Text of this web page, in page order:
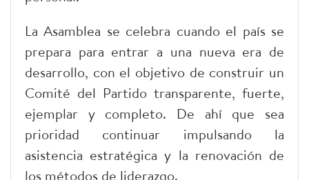
La Asamblea se celebra cuando el país se
prepara para entrar a una nueva era de
desarrollo, con el objetivo de construir un
Comité del Partido transparente, fuerte,
ejemplar y completo. De ahí que sea
prioridad continuar impulsando la
asistencia estratégica y la renovación de
los métodos de liderazgo.